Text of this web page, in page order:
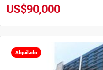
US$90,000
Alquilado